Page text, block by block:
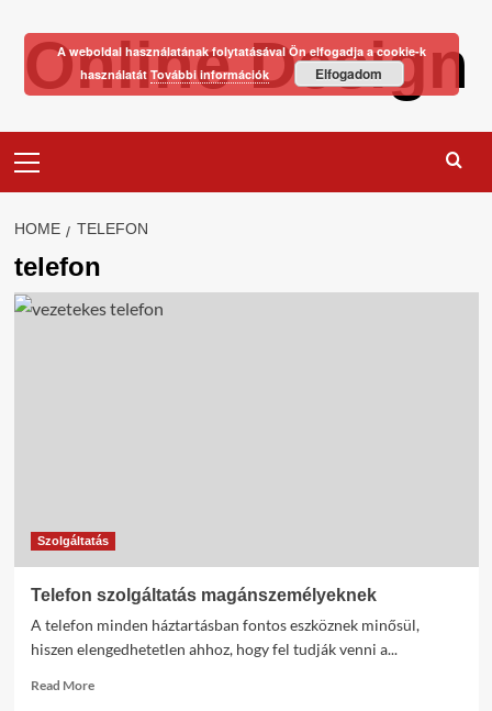
contentOnline Design
Menu
HOME TELEFON
telefon
Szolgáltatás
Telefon szolgáltatás magánszemélyeknek
A telefon minden háztartásban fontos eszköznek minősül,
hiszen elengedhetetlen ahhoz, hogy fel tudják venni a...
Read MoreRead
A weboldal használatának folytatásával Ön elfogadja a cookie-k
használatát További információk Elfogadom